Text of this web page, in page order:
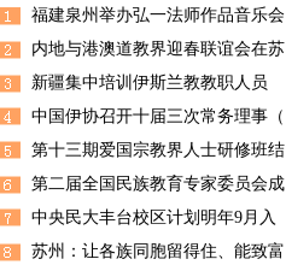
福建泉州举办弘一法师作品音乐会
内地与港澳道教界迎春联谊会在苏
新疆集中培训伊斯兰教教职人员
中国伊协召开十届三次常务理事（
第十三期爱国宗教界人士研修班结
第二届全国民族教育专家委员会成
中央民大丰台校区计划明年9月入
苏州：让各族同胞留得住、能致富